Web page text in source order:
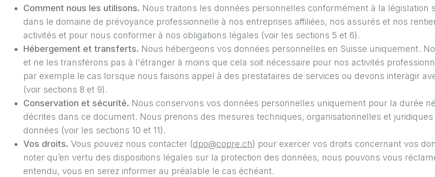
Comment nous les utilisons. Nous traitons les données personnelles conformément à la législation
dans le domaine de prévoyance professionnelle à nos entreprises affiliées, nos assurés et nos
activités et pour nous conformer à nos obligations légales (voir les sections 5 et 6).
Hébergement et transferts. Nous hébergeons vos données personnelles en Suisse uniquement.
et ne les transférons pas à l'étranger à moins que cela soit nécessaire pour nos activités
par exemple le cas lorsque nous faisons appel à des prestataires de services ou devons interagir
(voir sections 8 et 9).
Conservation et sécurité. Nous conservons vos données personnelles uniquement pour la durée
décrites dans ce document. Nous prenons des mesures techniques, organisationnelles et
données (voir les sections 10 et 11).
Vos droits. Vous pouvez nous contacter (dpo@copre.ch) pour exercer vos droits concernant vos
noter qu’en vertu des dispositions légales sur la protection des données, nous pouvons vous
entendu, vous en serez informer au préalable le cas échéant.